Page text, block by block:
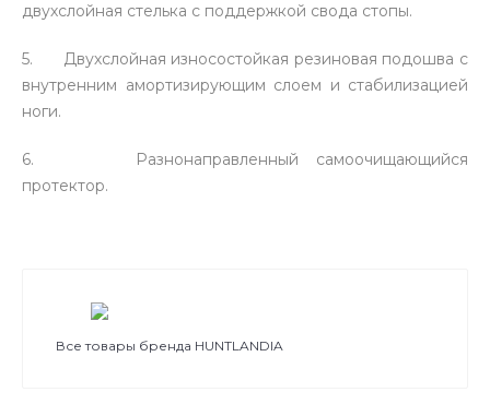
двухслойная стелька с поддержкой свода стопы.
5. Двухслойная износостойкая резиновая подошва с
внутренним амортизирующим слоем и стабилизацией
ноги.
6. Разнонаправленный самоочищающийся
протектор.
Все товары бренда HUNTLANDIA